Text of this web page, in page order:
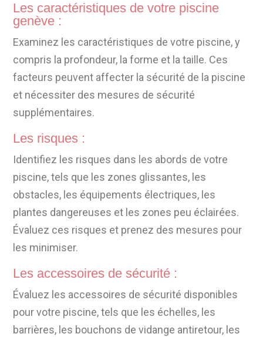
Les caractéristiques de votre piscine
genève :
Examinez les caractéristiques de votre piscine, y
compris la profondeur, la forme et la taille. Ces
facteurs peuvent affecter la sécurité de la piscine
et nécessiter des mesures de sécurité
supplémentaires.
Les risques :
Identifiez les risques dans les abords de votre
piscine, tels que les zones glissantes, les
obstacles, les équipements électriques, les
plantes dangereuses et les zones peu éclairées.
Évaluez ces risques et prenez des mesures pour
les minimiser.
Les accessoires de sécurité :
Évaluez les accessoires de sécurité disponibles
pour votre piscine, tels que les échelles, les
barrières, les bouchons de vidange antiretour, les